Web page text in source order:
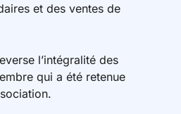
et des ventes de
l’intégralité des
qui a été retenue